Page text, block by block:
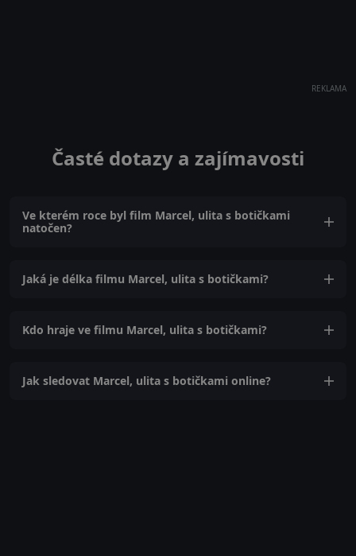
REKLAMA
Časté dotazy a zajímavosti
Ve kterém roce byl film Marcel, ulita s botičkami
natočen?
Jaká je délka filmu Marcel, ulita s botičkami?
Kdo hraje ve filmu Marcel, ulita s botičkami?
Jak sledovat Marcel, ulita s botičkami online?